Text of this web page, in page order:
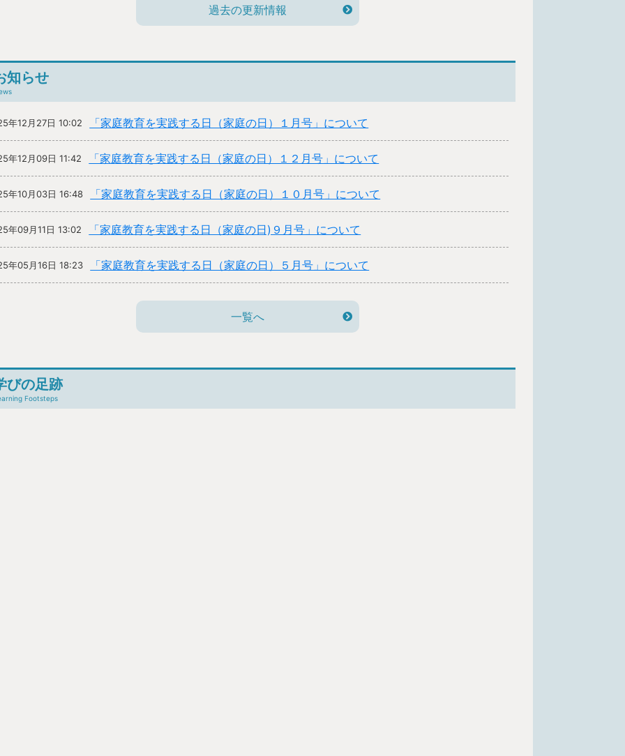
過去の更新情報
知らせ
年12月27日 10:02 「家庭教育を実践する日（家庭の日）１月号」について
年12月09日 11:42 「家庭教育を実践する日（家庭の日）１２月号」について
年10月03日 16:48 「家庭教育を実践する日（家庭の日）１０月号」について
年09月11日 13:02 「家庭教育を実践する日（家庭の日)９月号」について
年05月16日 18:23 「家庭教育を実践する日（家庭の日）５月号」について
一覧へ
びの足跡
Footsteps